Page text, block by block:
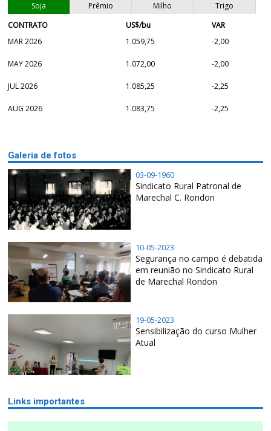
Soja Prêmio Milho
Trigo
CONTRATO
US$/bu
VAR
MAR 2026
1.059,75 -2,00
MAY 2026 1.072,00 -2,00
JUL 2026 1.085,25 -2,25
AUG 2026 1.083,75 -2,25
Galeria de fotos
03-09-1960
Sindicato Rural Patronal de
Marechal C. Rondon
10-05-2023
Segurança no campo é debatida
em reunião no Sindicato Rural
de Marechal Rondon
19-05-2023
Sensibilização do curso Mulher
Atual
Links importantes